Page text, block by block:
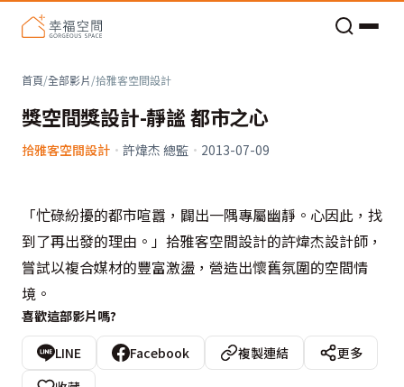
首頁/全部影片/拾雅客空間設計
獎空間獎設計-靜謐 都市之心
拾雅客空間設計 · 許煒杰 總監 · 2013-07-09
「忙碌紛擾的都市喧囂，闢出一隅專屬幽靜。心因此，找
到了再出發的理由。」拾雅客空間設計的許煒杰設計師，
嘗試以複合媒材的豐富激盪，營造出懷舊氛圍的空間情
境。
喜歡這部影片嗎?
LINE Facebook 複製連結
更多